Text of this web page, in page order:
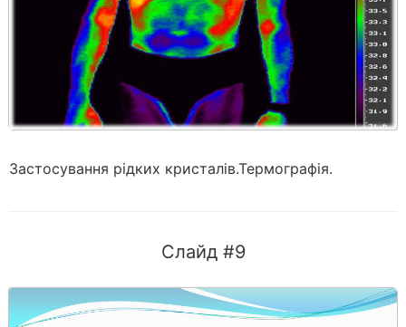
Застосування рідких кристалів.Термографія.
Слайд #9